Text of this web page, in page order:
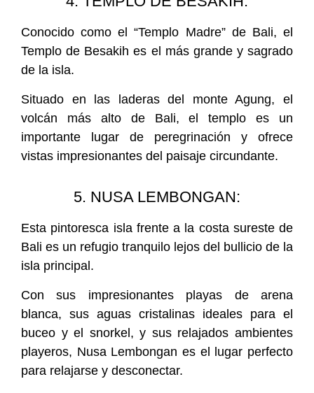
Conocido como el “Templo Madre” de Bali, el
Templo de Besakih es el más grande y sagrado
de la isla.
Situado en las laderas del monte Agung, el
volcán más alto de Bali, el templo es un
importante lugar de peregrinación y ofrece
vistas impresionantes del paisaje circundante.
5. NUSA LEMBONGAN:
Esta pintoresca isla frente a la costa sureste de
Bali es un refugio tranquilo lejos del bullicio de la
isla principal.
Con sus impresionantes playas de arena
blanca, sus aguas cristalinas ideales para el
buceo y el snorkel, y sus relajados ambientes
playeros, Nusa Lembongan es el lugar perfecto
para relajarse y desconectar.